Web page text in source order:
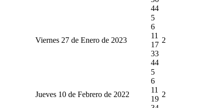
44
Viernes 27 de Enero de 2023
5
6
11
17
33
44
2
Jueves 10 de Febrero de 2022
5
6
11
19
2